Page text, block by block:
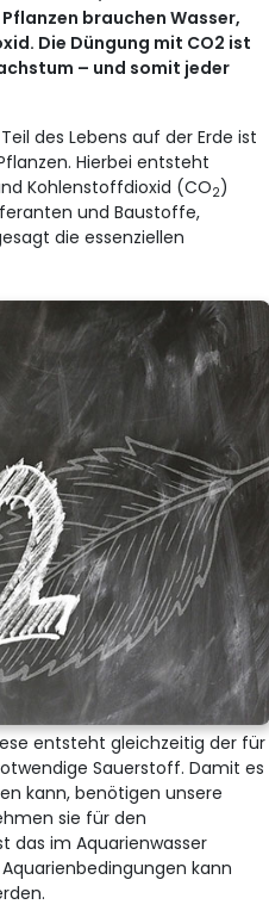
brauchen Wasser,
Die Düngung mit CO2 ist
– und somit jeder
des Lebens auf der Erde ist
Hierbei entsteht
Kohlenstoffdioxid (CO2)
und Baustoffe,
die essenziellen
entsteht gleichzeitig der für
Sauerstoff. Damit es
kann, benötigen unsere
sie für den
das im Aquarienwasser
kann